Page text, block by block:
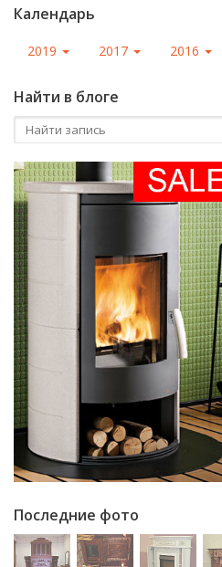
Календарь
2019 2017 2016
Найти в блоге
Последние фото